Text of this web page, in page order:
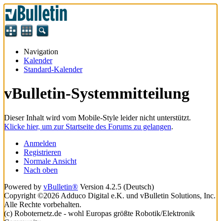
Navigation
Kalender
Standard-Kalender
vBulletin-Systemmitteilung
Dieser Inhalt wird vom Mobile-Style leider nicht unterstützt.
Klicke hier, um zur Startseite des Forums zu gelangen.
Anmelden
Registrieren
Normale Ansicht
Nach oben
Powered by vBulletin® Version 4.2.5 (Deutsch)
Copyright ©2026 Adduco Digital e.K. und vBulletin Solutions, Inc.
Alle Rechte vorbehalten.
(c) Roboternetz.de - wohl Europas größte Robotik/Elektronik